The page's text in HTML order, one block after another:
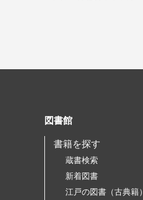
図書館
書籍を探す
蔵書検索
新着図書
江戸の図書（古典籍）